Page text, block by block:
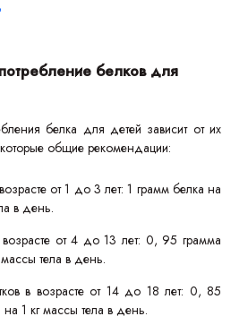
белков для
белка для детей зависит от их
общие рекомендации:
от 1 до 3 лет: 1 грамм белка на
в день.
от 4 до 13 лет: 0, 95 грамма
тела в день.
в возрасте от 14 до 18 лет: 0, 85
1 кг массы тела в день.